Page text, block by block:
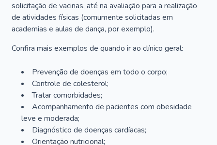
solicitação de vacinas, até na avaliação para a realização
de atividades físicas (comumente solicitadas em
academias e aulas de dança, por exemplo).
Confira mais exemplos de quando ir ao clínico geral:
Prevenção de doenças em todo o corpo;
Controle de colesterol;
Tratar comorbidades;
Acompanhamento de pacientes com obesidade
leve e moderada;
Diagnóstico de doenças cardíacas;
Orientação nutricional;